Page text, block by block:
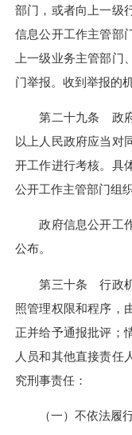
部门，或者向上一级
信息公开工作主管部
上一级业务主管部门
门举报。收到举报的
第二十九条 政府
以上人民政府应当对
开工作进行考核。具
公开工作主管部门组织
政府信息公开工作
公布。
第三十条 行政机
照管理权限和程序，
正并给予通报批评；
人员和其他直接责任
究刑事责任：
（一）不依法履行